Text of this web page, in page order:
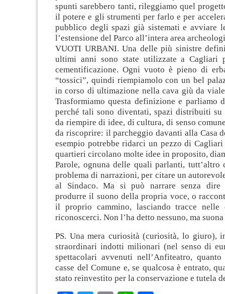
spunti sarebbero tanti, rileggiamo quel
il potere e gli strumenti per farlo e per
pubblico degli spazi già sistemati e avviare
l’estensione del Parco all’intera area
VUOTI URBANI. Una delle più sinistre
ultimi anni sono state utilizzate a Cagliari
cementificazione. Ogni vuoto è pieno di
“tossici”, quindi riempiamolo con un bel
in corso di ultimazione nella cava giù da
Trasformiamo questa definizione e parliamo
perché tali sono diventati, spazi distribuiti
da riempire di idee, di cultura, di senso
da riscoprire: il parcheggio davanti alla Casa
esempio potrebbe ridarci un pezzo di
quartieri circolano molte idee in proposito,
Parole, ognuna delle quali parlanti, tutt’altro
problema di narrazioni, per citare un
al Sindaco. Ma si può narrare senza dire
produrre il suono della propria voce, o
il proprio cammino, lasciando tracce nelle
riconoscerci. Non l’ha detto nessuno, ma suona
PS. Una mera curiosità (curiosità, lo giuro),
straordinari indotti milionari (nel senso di
spettacolari avvenuti nell’Anfiteatro,
casse del Comune e, se qualcosa è entrato,
stato reinvestito per la conservazione e tutela